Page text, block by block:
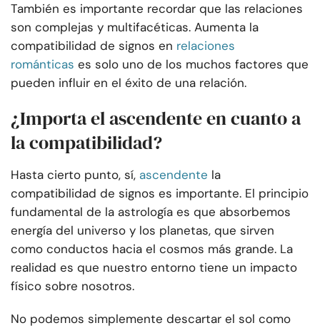
También es importante recordar que las relaciones
son complejas y multifacéticas. Aumenta la
compatibilidad de signos en relaciones
románticas es solo uno de los muchos factores que
pueden influir en el éxito de una relación.
¿Importa el ascendente en cuanto a
la compatibilidad?
Hasta cierto punto, sí, ascendente la
compatibilidad de signos es importante. El principio
fundamental de la astrología es que absorbemos
energía del universo y los planetas, que sirven
como conductos hacia el cosmos más grande. La
realidad es que nuestro entorno tiene un impacto
físico sobre nosotros.
No podemos simplemente descartar el sol como